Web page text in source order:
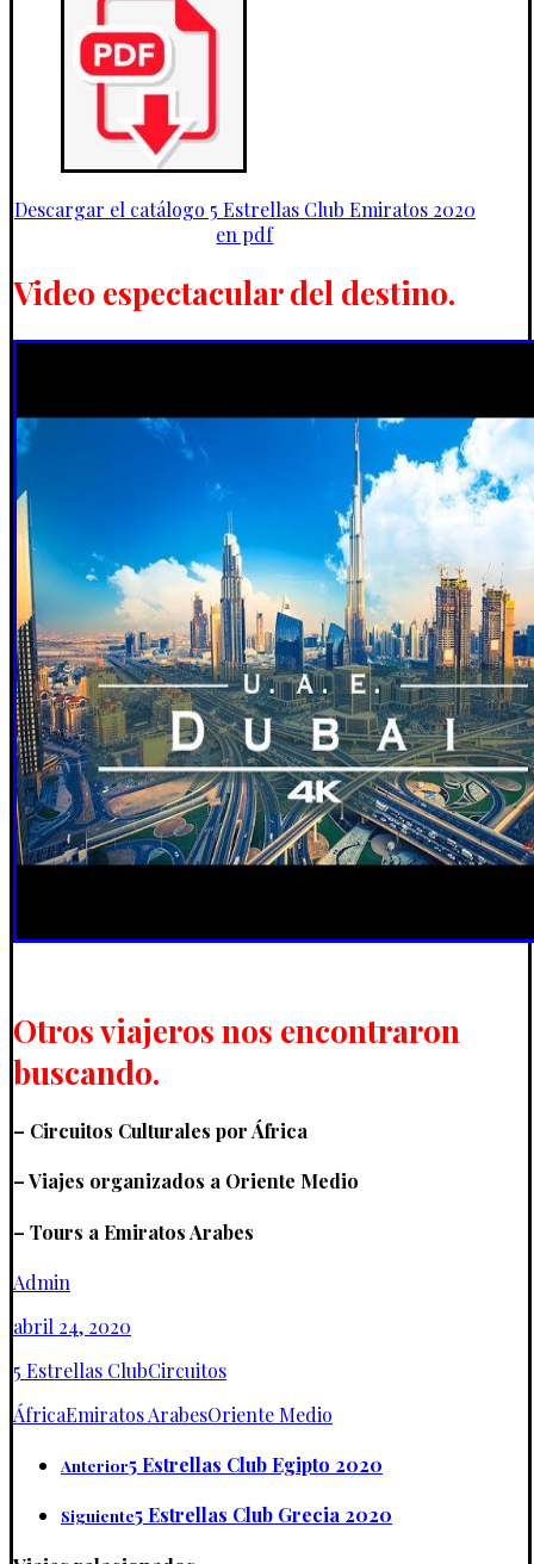
Descargar el catálogo 5 Estrellas Club Emiratos 2020
en pdf
Video espectacular del destino.
Otros viajeros nos encontraron
buscando.
– Circuitos Culturales por África
– Viajes organizados a Oriente Medio
– Tours a Emiratos Arabes
Admin
abril 24, 2020
5 Estrellas ClubCircuitos
ÁfricaEmiratos ArabesOriente Medio
Anterior5 Estrellas Club Egipto 2020
Siguiente5 Estrellas Club Grecia 2020